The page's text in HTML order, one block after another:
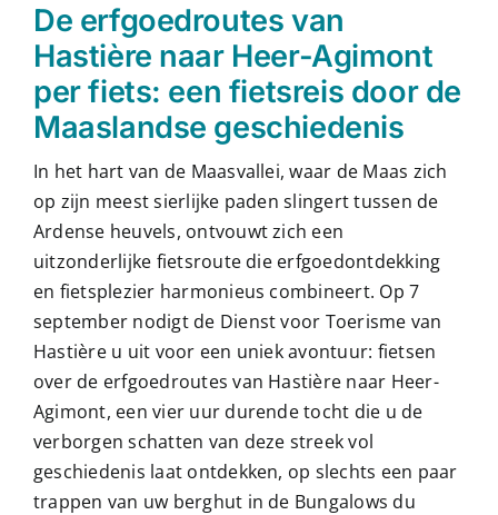
De erfgoedroutes van
Hastière naar Heer-Agimont
per fiets: een fietsreis door de
Maaslandse geschiedenis
In het hart van de Maasvallei, waar de Maas zich
op zijn meest sierlijke paden slingert tussen de
Ardense heuvels, ontvouwt zich een
uitzonderlijke fietsroute die erfgoedontdekking
en fietsplezier harmonieus combineert. Op 7
september nodigt de Dienst voor Toerisme van
Hastière u uit voor een uniek avontuur: fietsen
over de erfgoedroutes van Hastière naar Heer-
Agimont, een vier uur durende tocht die u de
verborgen schatten van deze streek vol
geschiedenis laat ontdekken, op slechts een paar
trappen van uw berghut in de Bungalows du